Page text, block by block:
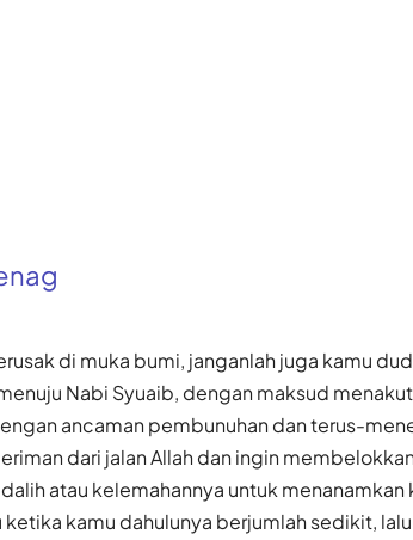
di muka bumi, janganlah juga kamu
Nabi Syuaib, dengan maksud
ancaman pembunuhan dan terus-
dari jalan Allah dan ingin
atau kelemahannya untuk
ketika kamu dahulunya berjumlah sedikit,